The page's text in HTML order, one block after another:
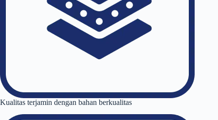
Kualitas terjamin dengan bahan berkualitas